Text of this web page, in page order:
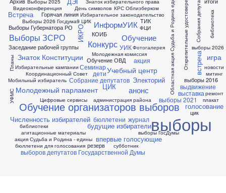
Видеоконференция
Встреча
Выборы 2026 Госдума9 ЦИК
Выборы Губернатора РО
Выборы ЗСРО
Горячая линия
День символов
Заседание рабочей группы
Знаток Конституции
ИКРО
Избирательное законодательство
Избирательные кампании
ИнформУИК
КОИБ
КРС
Конкурс
Координационный Совет
Мобильный избиратель
Молодежная комиссия
Молодежный парламент Областная акция Судьба и Родина едины
Облизберком
Обучение
Обучение ОВД
Обучение организаторов выборов
Открепительные удостоверения
Планы
Семинар
Собрание депутатов
Собрания депутатов
ТИК
УИК
УФМС
Учебный центр
ФЦИ
Фотогалерея
ЦИК
Цифровые сервисы
Численность избирателей
Электорий
агитационные материалы
администрация района
акция
акция Судьба и Родина - едины
анонс
библиотека
библиотеки будущие избиратели
бюллетени
бюллетени для голосования
впервые голосующие
встреча
выборов депутатов Государственной Думы
выборы
выборы 2016
выборы 2021
выборы 2026
выборы ГосДумы
выдвижение
выставка
голосование
дети
журнал
игра
митинг
новости
плакат
резерв
ремонт
субботник
цик